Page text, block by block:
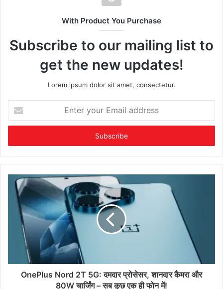
With Product You Purchase
Subscribe to our mailing list to
get the new updates!
Lorem ipsum dolor sit amet, consectetur.
your
Email
OnePlus Nord 2T 5G: दमदार प्रोसेसर, शानदार कैमरा और
80W चार्जिंग – सब कुछ एक ही फोन में!